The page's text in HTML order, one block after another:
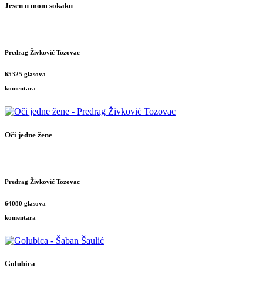
Jesen u mom sokaku
Predrag Živković Tozovac
65325 glasova
komentara
Oči jedne žene
Predrag Živković Tozovac
64080 glasova
komentara
Golubica